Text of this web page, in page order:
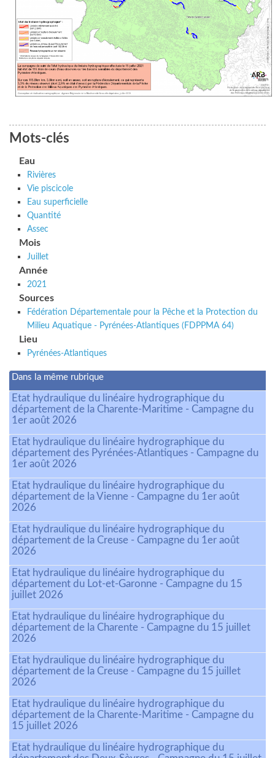
Mots-clés
Eau
Rivières
Vie piscicole
Eau superficielle
Quantité
Assec
Mois
Juillet
Année
2021
Sources
Fédération Départementale pour la Pêche et la Protection du
Milieu Aquatique - Pyrénées-Atlantiques (FDPPMA 64)
Lieu
Pyrénées-Atlantiques
Dans la même rubrique
Etat hydraulique du linéaire hydrographique du
département de la Charente-Maritime - Campagne du
1er août 2026
Etat hydraulique du linéaire hydrographique du
département des Pyrénées-Atlantiques - Campagne du
1er août 2026
Etat hydraulique du linéaire hydrographique du
département de la Vienne - Campagne du 1er août
2026
Etat hydraulique du linéaire hydrographique du
département de la Creuse - Campagne du 1er août
2026
Etat hydraulique du linéaire hydrographique du
département du Lot-et-Garonne - Campagne du 15
juillet 2026
Etat hydraulique du linéaire hydrographique du
département de la Charente - Campagne du 15 juillet
2026
Etat hydraulique du linéaire hydrographique du
département de la Creuse - Campagne du 15 juillet
2026
Etat hydraulique du linéaire hydrographique du
département de la Charente-Maritime - Campagne du
15 juillet 2026
Etat hydraulique du linéaire hydrographique du